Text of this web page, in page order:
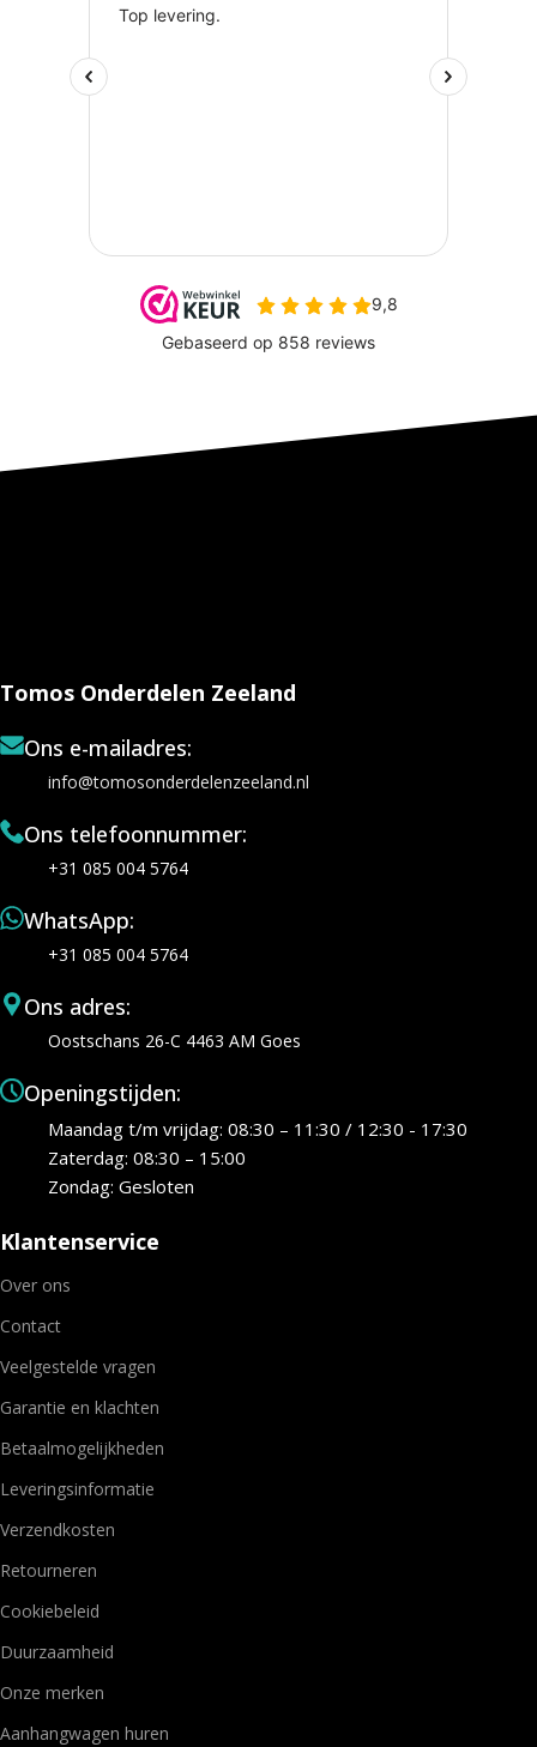
Tomos Onderdelen Zeeland
Ons e-mailadres:
info@tomosonderdelenzeeland.nl
Ons telefoonnummer:
+31 085 004 5764
WhatsApp:
+31 085 004 5764
Ons adres:
Oostschans 26-C 4463 AM Goes
Openingstijden:
Maandag t/m vrijdag: 08:30 – 11:30 / 12:30 - 17:30
Zaterdag: 08:30 – 15:00
Zondag: Gesloten
Klantenservice
Over ons
Contact
Veelgestelde vragen
Garantie en klachten
Betaalmogelijkheden
Leveringsinformatie
Verzendkosten
Retourneren
Cookiebeleid
Duurzaamheid
Onze merken
Aanhangwagen huren